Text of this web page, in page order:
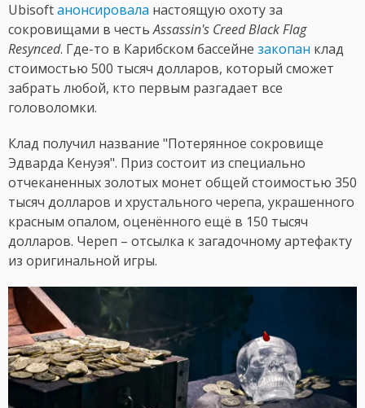
Ubisoftанонсировала настоящую охоту за
сокровищами в честьAssassin's Creed Black Flag
Resynced. Где-то в Карибском бассейне закопан клад
стоимостью 500 тысяч долларов, который сможет
забрать любой, кто первым разгадает все
головоломки.
Клад получил название "Потерянное сокровище
Эдварда Кенуэя". Приз состоит из специально
отчеканенных золотых монет общей стоимостью 350
тысяч долларов и хрустального черепа, украшенного
красным опалом, оценённого ещё в 150 тысяч
долларов. Череп – отсылка к загадочному артефакту
из оригинальной игры.